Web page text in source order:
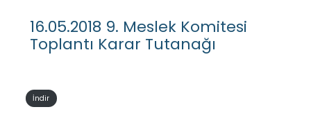
16.05.2018 9. Meslek Komitesi
Toplantı Karar Tutanağı
İndir